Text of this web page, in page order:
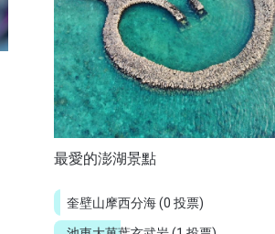
最愛的澎湖景點
奎壁山摩西分海(0 投票)